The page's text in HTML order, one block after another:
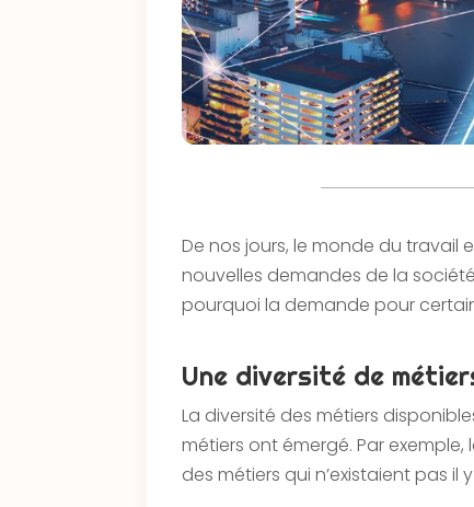
De nos jours, le monde du
nouvelles demandes de la
pourquoi la demande pour
Une diversité de
La diversité des métiers
métiers ont émergé. Par
des métiers qui n’existaient pas il